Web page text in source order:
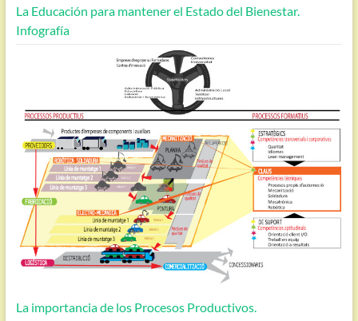
La Educación para mantener el Estado del Bienestar.
Infografía
La importancia de los Procesos Productivos.